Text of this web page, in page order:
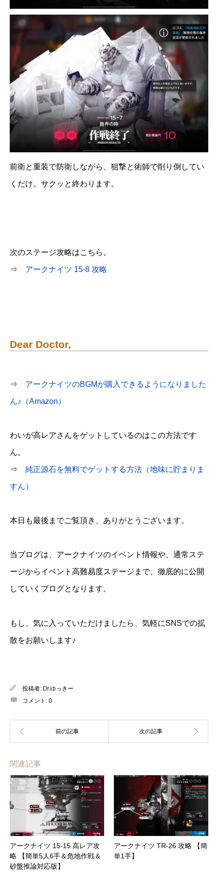
前衛と重装で防衛しながら、狙撃と術師で削り倒してい
くだけ。サクッと終わります。
次のステージ攻略はこちら。
⇒ アークナイツ 15-8 攻略
Dear Doctor,
⇒ アークナイツのBGMが購入できるようになりました
ん♪（Amazon）
わいが高レアさんをゲットしているのはこの方法です
ん。
⇒ 純正源石を無料でゲットする方法（地味に貯まりま
すん）
本日も最後までご覧頂き、ありがとうございます。
当ブログは、アークナイツのイベント情報や、通常ステ
ージからイベント高難易度ステージまで、徹底的に公開
していくブログとなります。
もし、気に入っていただけましたら、気軽にSNSでの拡
散をお願いします♪
投稿者: Dr.ゆっきー
コメント: 0
関連記事
アークナイツ 15-15 高レア攻
略 【簡単5人6手＆危地作戦＆
砂盤推論対応版】
アークナイツ TR-26 攻略 【簡
単1手】